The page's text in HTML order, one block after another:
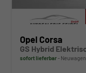
Opel Corsa
sofort lieferbar Neuwagen